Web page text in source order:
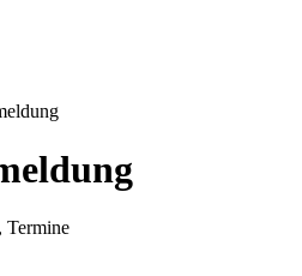
Termine